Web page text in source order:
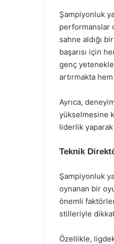
Şampiyonluk
performanslar
sahne aldığı
başarısı için
genç
artırmakta
Ayrıca,
yükselmesine
liderlik
Teknik
Şampiyonluk
oynanan bir
önemli
stilleriyle
Özellikle,